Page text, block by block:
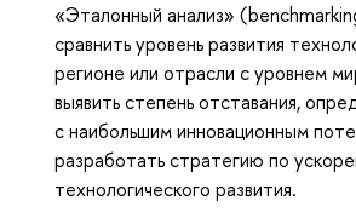
«Эталонный анализ»
сравнить уровень развития
регионе или отрасли с уровнем
выявить степень отставания,
с наибольшим инновационным
разработать стратегию по
технологического развития.